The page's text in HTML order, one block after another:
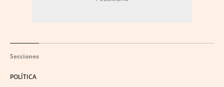
Secciones
POLÍTICA